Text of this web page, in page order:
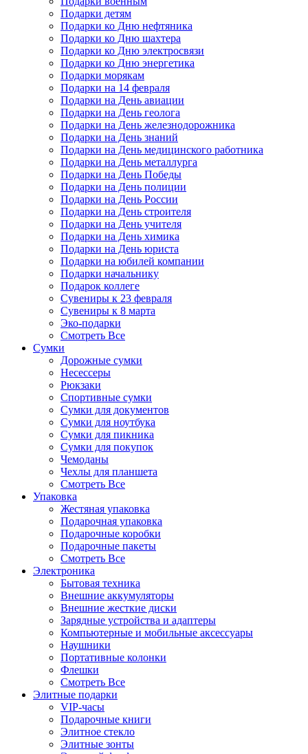
Подарки детям
Подарки ко Дню нефтяника
Подарки ко Дню шахтера
Подарки ко Дню электросвязи
Подарки ко Дню энергетика
Подарки морякам
Подарки на 14 февраля
Подарки на День авиации
Подарки на День геолога
Подарки на День железнодорожника
Подарки на День знаний
Подарки на День медицинского работника
Подарки на День металлурга
Подарки на День Победы
Подарки на День полиции
Подарки на День России
Подарки на День строителя
Подарки на День учителя
Подарки на День химика
Подарки на День юриста
Подарки на юбилей компании
Подарки начальнику
Подарок коллеге
Сувениры к 23 февраля
Сувениры к 8 марта
Эко-подарки
Смотреть Все
Сумки
Дорожные сумки
Несессеры
Рюкзаки
Спортивные сумки
Сумки для документов
Сумки для ноутбука
Сумки для пикника
Сумки для покупок
Чемоданы
Чехлы для планшета
Смотреть Все
Упаковка
Жестяная упаковка
Подарочная упаковка
Подарочные коробки
Подарочные пакеты
Смотреть Все
Электроника
Бытовая техника
Внешние аккумуляторы
Внешние жесткие диски
Зарядные устройства и адаптеры
Компьютерные и мобильные аксессуары
Наушники
Портативные колонки
Флешки
Смотреть Все
Элитные подарки
VIP-часы
Подарочные книги
Элитное стекло
Элитные зонты